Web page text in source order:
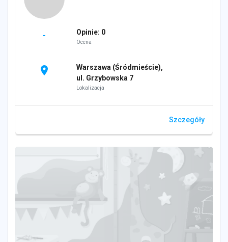
- Opinie: 0
Ocena
location_on
Warszawa (Śródmieście),
ul. Grzybowska 7
Lokalizacja
Szczegóły